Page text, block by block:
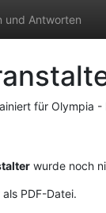
und Antworten
für Olympia
wurde noch
als PDF-Datei.